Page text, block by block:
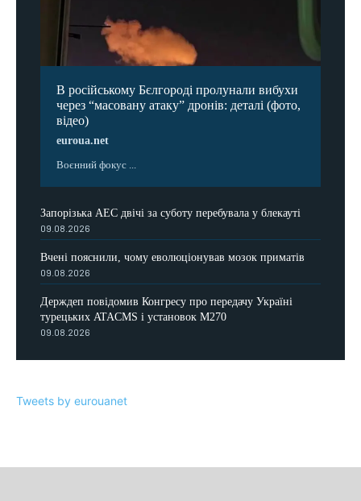
В російському Бєлгороді пролунали вибухи
через “масовану атаку” дронів: деталі (фото,
відео)
euroua.net
Воєнний фокус ...
Запорізька АЕС двічі за суботу перебувала у блекауті
09.08.2026
Вчені пояснили, чому еволюціонував мозок приматів
09.08.2026
Держдеп повідомив Конгресу про передачу Україні
турецьких ATACMS і установок M270
09.08.2026
Tweets by eurouanet